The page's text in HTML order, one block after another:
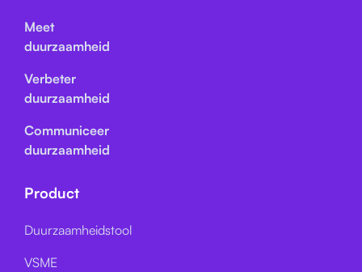
Meet
duurzaamheid
Verbeter
duurzaamheid
Communiceer
duurzaamheid
Product
Duurzaamheidstool
VSME